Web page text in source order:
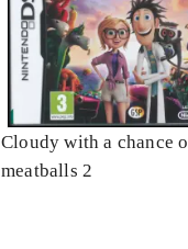
Cloudy with a chance
meatballs 2